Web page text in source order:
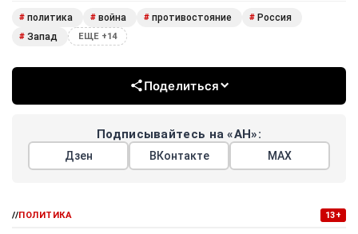
# политика # война # противостояние # Россия
# Запад ЕЩЕ +14
Поделиться
Подписывайтесь на «АН»:
Дзен ВКонтакте МАХ
//ПОЛИТИКА 13+